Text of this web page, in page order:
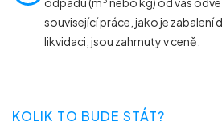
související práce, jako je zabalení
likvidaci, jsou zahrnuty v ceně.
KOLIK TO BUDE STÁT?